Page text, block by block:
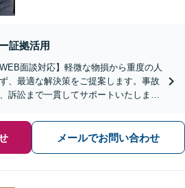
証拠活用
面談対応】軽微な物損から重度の人
、最適な解決策をご提案します。事故
訴訟まで一貫してサポートいたします
メールでお問い合わせ